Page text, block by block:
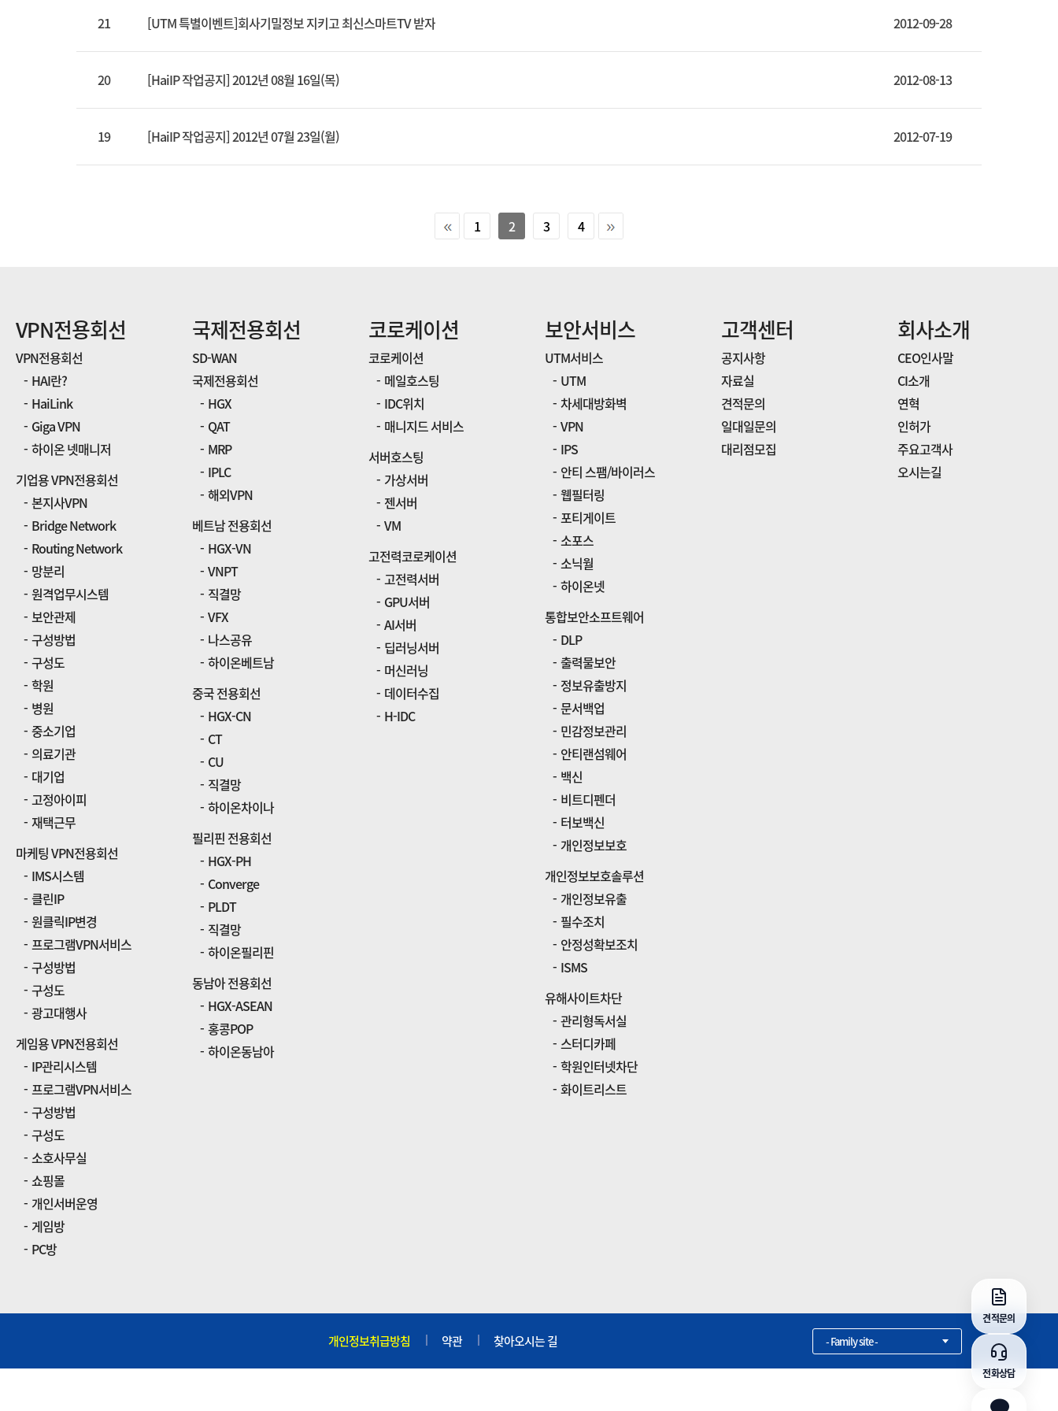
21 [UTM 특별이벤트]회사기밀정보 지키고 최신스마트TV 받자 2012-09-28
20 [HaiIP 작업공지] 2012년 08월 16일(목) 2012-08-13
19 [HaiIP 작업공지] 2012년 07월 23일(월) 2012-07-19
1 2 3 4
VPN전용회선
VPN전용회선
HAI란?
HaiLink
Giga VPN
하이온 넷매니저
기업용 VPN전용회선
본지사VPN
Bridge Network
Routing Network
망분리
원격업무시스템
보안관제
구성방법
구성도
학원
병원
중소기업
의료기관
대기업
고정아이피
재택근무
마케팅 VPN전용회선
IMS시스템
클린IP
원클릭IP변경
프로그램VPN서비스
구성방법
구성도
광고대행사
게임용 VPN전용회선
IP관리시스템
프로그램VPN서비스
구성방법
구성도
소호사무실
쇼핑몰
개인서버운영
게임방
PC방
국제전용회선
SD-WAN
국제전용회선
HGX
QAT
MRP
IPLC
해외VPN
베트남 전용회선
HGX-VN
VNPT
직결망
VFX
나스공유
하이온베트남
중국 전용회선
HGX-CN
CT
CU
직결망
하이온차이나
필리핀 전용회선
HGX-PH
Converge
PLDT
직결망
하이온필리핀
동남아 전용회선
HGX-ASEAN
홍콩POP
하이온동남아
코로케이션
코로케이션
메일호스팅
IDC위치
매니지드 서비스
서버호스팅
가상서버
젠서버
VM
고전력코로케이션
고전력서버
GPU서버
AI서버
딥러닝서버
머신러닝
데이터수집
H-IDC
보안서비스
UTM서비스
UTM
차세대방화벽
VPN
IPS
안티 스팸/바이러스
웹필터링
포티게이트
소포스
소닉월
하이온넷
통합보안소프트웨어
DLP
출력물보안
정보유출방지
문서백업
민감정보관리
안티랜섬웨어
백신
비트디펜더
터보백신
개인정보보호
개인정보보호솔루션
개인정보유출
필수조치
안정성확보조치
ISMS
유해사이트차단
관리형독서실
스터디카페
학원인터넷차단
화이트리스트
고객센터
공지사항
자료실
견적문의
일대일문의
대리점모집
회사소개
CEO인사말
CI소개
연혁
인허가
주요고객사
오시는길
개인정보취급방침 약관 찾아오시는 길 - Family site -
견적문의
전화상담